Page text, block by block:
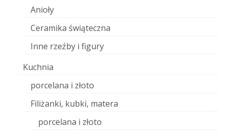
Anioły
Ceramika świąteczna
Inne rzeźby i figury
Kuchnia
porcelana i złoto
Filiżanki, kubki, matera
porcelana i złoto